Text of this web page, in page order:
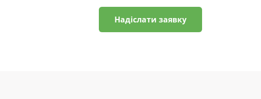
Надіслати заявку